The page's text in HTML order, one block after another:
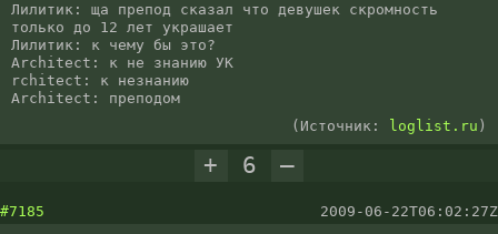
Лилитик: ща препод сказал что девушек скромность
только до 12 лет украшает
Лилитик: к чему бы это?
Architect: к не знанию УК
rchitect: к незнанию
Architect: преподом
(Источник:
loglist.ru )
+ 6 –
#7185
2009-06-22T06:02:27Z